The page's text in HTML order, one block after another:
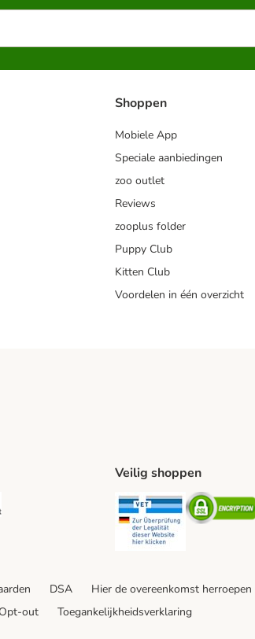
Shoppen
Mobiele App
Speciale aanbiedingen
zoo outlet
Reviews
zooplus folder
Puppy Club
Kitten Club
Voordelen in één overzicht
Relay Shipping Method
Veilig shoppen
Security
DSA Hier de overeenkomst herroepen
Opt-out Toegankelijkheidsverklaring